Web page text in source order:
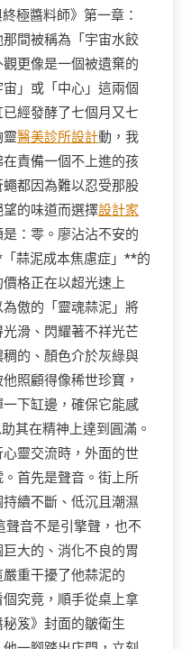
極醬料師》第一章：
間被稱為「宇宙水餃
更像是一個被遺棄的
」或「中心」這兩個
經發酵了七個月又七
靈醫美診所設計動，我
責備一個不上進的孩
都因為難以忍受那股
的味道而選擇設計家
：零。廖沾沾不安的
蒜泥成本焦慮症」**的
格正在以超光速上
傲的「靈魂蒜泥」將
滑、閃耀著不祥光芒
的、顏色介於灰綠與
照顧得像稀世珍寶，
下缸邊，確保它能感
其在精神上達到圓滿。
靈交流時，外面的世
首先是聲音。街上所
續不斷、低沉且潮濕
音不是引擎聲，也不
大的、消化不良的胃
重干擾了他蒜泥的
個究竟，順手從桌上拿
笈》封面的皺衛生